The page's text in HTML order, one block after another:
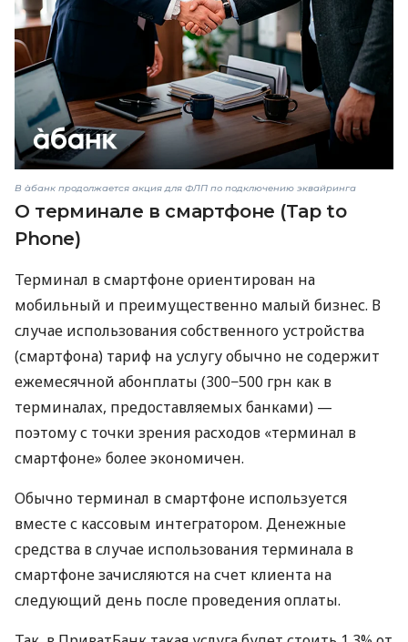
В àбанк продолжается акция для ФЛП по подключению эквайринга
О терминале в смартфоне (Tap to
Phone)
Терминал в смартфоне ориентирован на
мобильный и преимущественно малый бизнес. В
случае использования собственного устройства
(смартфона) тариф на услугу обычно не содержит
ежемесячной абонплаты (300−500 грн как в
терминалах, предоставляемых банками) —
поэтому с точки зрения расходов «терминал в
смартфоне» более экономичен.
Обычно терминал в смартфоне используется
вместе с кассовым интегратором. Денежные
средства в случае использования терминала в
смартфоне зачисляются на счет клиента на
следующий день после проведения оплаты.